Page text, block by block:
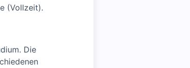
(Vollzeit).
Die